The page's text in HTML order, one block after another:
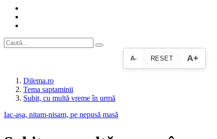
A- RESET A+
Dilema.ro
Tema saptaminii
Subit, cu multă vreme în urmă
Iac-așa, nitam-nisam, pe nepusă masă